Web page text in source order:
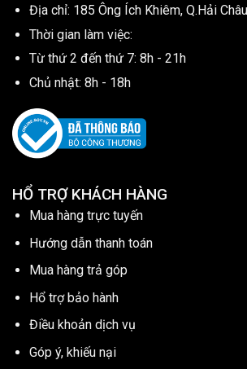
Địa chỉ: 185 Ông Ích Khiêm, Q.Hải
Thời gian làm việc:
Từ thứ 2 đến thứ 7: 8h - 21h
Chủ nhật: 8h - 18h
HỔ TRỢ KHÁCH HÀNG
Mua hàng trực tuyến
Hướng dẫn thanh toán
Mua hàng trả góp
Hổ trợ bảo hành
Điều khoản dịch vụ
Góp ý, khiếu nại